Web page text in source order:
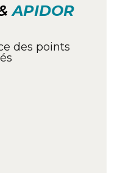
APIDOR
des points